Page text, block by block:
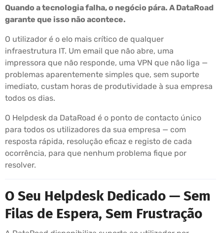
Quando a tecnologia falha, o negócio pára. A DataRoad
garante que isso não acontece.
O utilizador é o elo mais crítico de qualquer
infraestrutura IT. Um email que não abre, uma
impressora que não responde, uma VPN que não liga —
problemas aparentemente simples que, sem suporte
imediato, custam horas de produtividade à sua empresa
todos os dias.
O Helpdesk da DataRoad é o ponto de contacto único
para todos os utilizadores da sua empresa — com
resposta rápida, resolução eficaz e registo de cada
ocorrência, para que nenhum problema fique por
resolver.
O Seu Helpdesk Dedicado — Sem
Filas de Espera, Sem Frustração